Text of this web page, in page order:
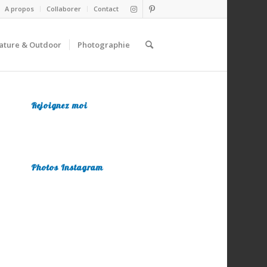
A propos Collaborer Contact
& Outdoor Photographie
Rejoignez moi
Photos Instagram